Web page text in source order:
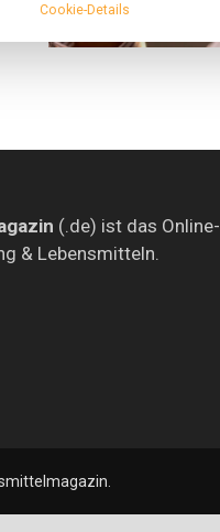
(.de) ist das Online-
& Lebensmitteln.
Cookie-Details